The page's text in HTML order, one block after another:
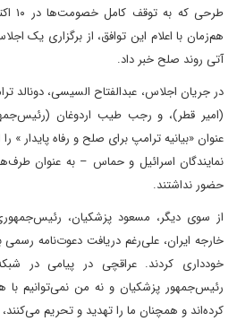
طرحی
هم‌زمان با اعلام این توافق، از برگزاری یک
آتی روند صلح خبر داد.
در جریان اجلاس، عبدالفتاح السیسی، دونالد
(امیر قطر)، و رجب طیب اردوغان
عنوان «بیانیه ترامپ برای صلح و رفاه پایدار »
نمایندگان اسرائیل و حماس – به عنوان
حضور نداشتند.
از سوی دیگر، مسعود پزشکیان،
خارجه ایران، علی‌رغم دریافت دعوت‌نامه
خودداری کردند. عراقچی در پیامی در
رئیس‌جمهور پزشکیان و نه من نمی‌توانیم با
کرده‌اند و همچنان ما را تهدید و تحریم